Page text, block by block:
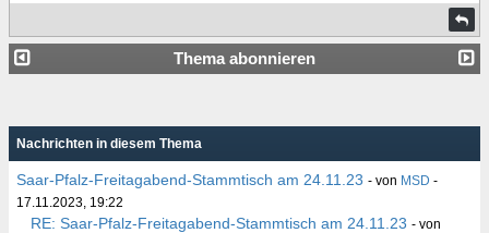
Thema abonnieren
Nachrichten in diesem Thema
Saar-Pfalz-Freitagabend-Stammtisch am 24.11.23 - von MSD -
17.11.2023, 19:22
RE: Saar-Pfalz-Freitagabend-Stammtisch am 24.11.23 - von